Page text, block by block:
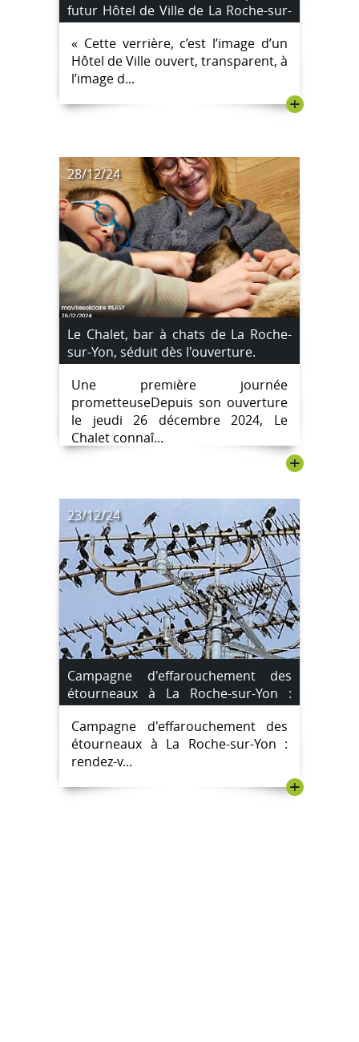
futur Hôtel de Ville de La Roche-sur-
Yon
« Cette verrière, c’est l’image d’un
Hôtel de Ville ouvert, transparent, à
l’image d...
+
28/12/24
Le Chalet, bar à chats de La Roche-
sur-Yon, séduit dès l'ouverture.
Une première journée
prometteuseDepuis son ouverture
le jeudi 26 décembre 2024, Le
Chalet connaî...
+
23/12/24
Campagne d'effarouchement des
étourneaux à La Roche-sur-Yon :
rendez-vous les 26 et 27 décembre
2024
Campagne d'effarouchement des
étourneaux à La Roche-sur-Yon :
rendez-v...
+